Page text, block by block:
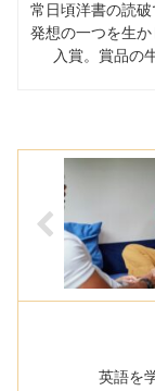
常日頃洋書の読
発想の一つを生
入賞。賞品の
英語を